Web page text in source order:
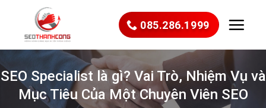
dung
085.286.1999
SEO Specialist là gì? Vai Trò, Nhiệm Vụ và
Mục Tiêu Của Một Chuyên Viên SEO